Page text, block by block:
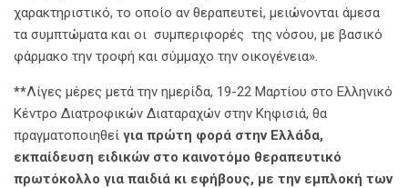
χαρακτηριστικό, το οποίο αν θεραπευτεί, μειώνονται άμεσα
τα συμπτώματα και οι συμπεριφορές της νόσου, με βασικό
φάρμακο την τροφή και σύμμαχο την οικογένεια».
**Λίγες μέρες μετά την ημερίδα, 19-22 Μαρτίου στο Ελληνικό
Κέντρο Διατροφικών Διαταραχών στην Κηφισιά, θα
πραγματοποιηθεί για πρώτη φορά στην Ελλάδα,
εκπαίδευση ειδικών στο καινοτόμο θεραπευτικό
πρωτόκολλο για παιδιά κι εφήβους, με την εμπλοκή των